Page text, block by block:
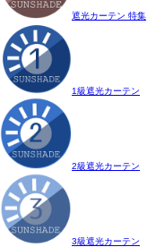
遮光カーテン 特集
1級遮光カーテン
2級遮光カーテン
3級遮光カーテン